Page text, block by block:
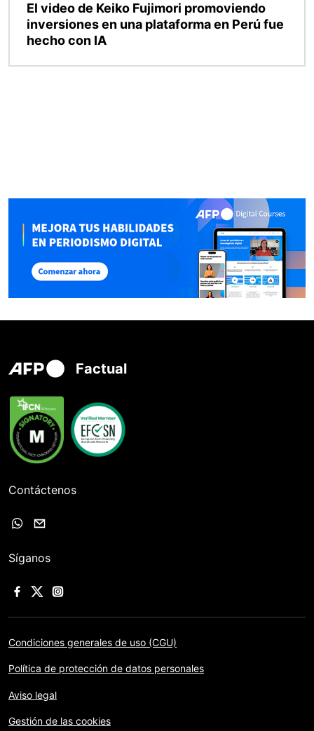
El video de Keiko Fujimori promoviendo
inversiones en una plataforma en Perú fue
hecho con IA
Factual
Contáctenos
Síganos
Condiciones generales de uso (CGU)
Política de protección de datos personales
Aviso legal
Gestión de las cookies